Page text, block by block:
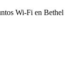
Wi-Fi en Bethel